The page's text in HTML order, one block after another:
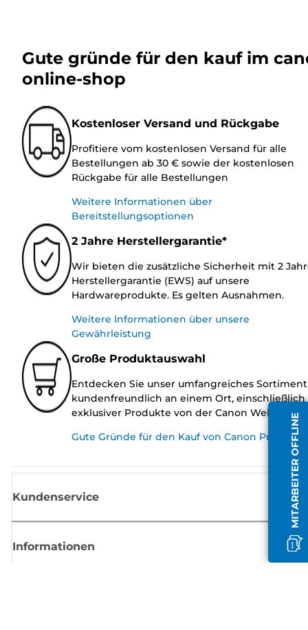
MITARBEITER OFFLINE
Gute gründe für den kauf im
online-shop
Kostenloser Versand und Rückgabe
Profitiere vom kostenlosen Versand für alle
Bestellungen ab 30 € sowie der kostenlosen
Rückgabe für alle Bestellungen
Weitere Informationen über
Bereitstellungsoptionen
2 Jahre Herstellergarantie*
Wir bieten die zusätzliche Sicherheit mit 2
Herstellergarantie (EWS) auf unsere
Hardwareprodukte. Es gelten Ausnahmen.
Weitere Informationen über unsere
Gewährleistung
Große Produktauswahl
Entdecken Sie unser umfangreiches Sortiment
kundenfreundlich an einem Ort, einschließlich
exklusiver Produkte von der Canon Website.
Gute Gründe für den Kauf von Canon
Kundenservice
Informationen